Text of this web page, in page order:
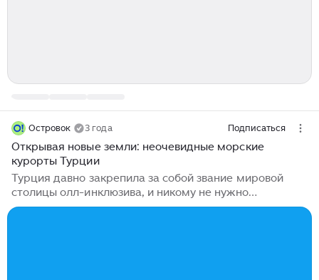
Островок 3 года Подписаться
Открывая новые земли: неочевидные морские
курорты Турции
Турция давно закрепила за собой звание мировой
столицы олл-инклюзива, и никому не нужно
объяснять, что такое Кемер, Анталья и Аланья. На